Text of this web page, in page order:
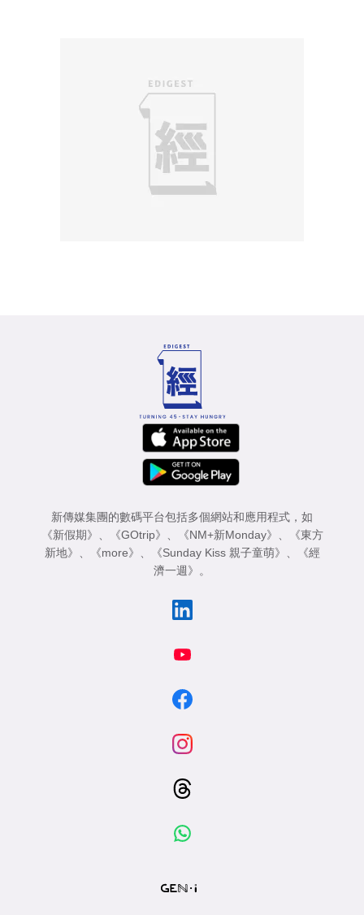
新傳媒集團的數碼平台包括多個網站和應用程式，如
《新假期》
《GOtrip》 《NM+新Monday》
《東方
新地》
《more》 《Sunday Kiss 親子童萌》
《經
濟一週》
。